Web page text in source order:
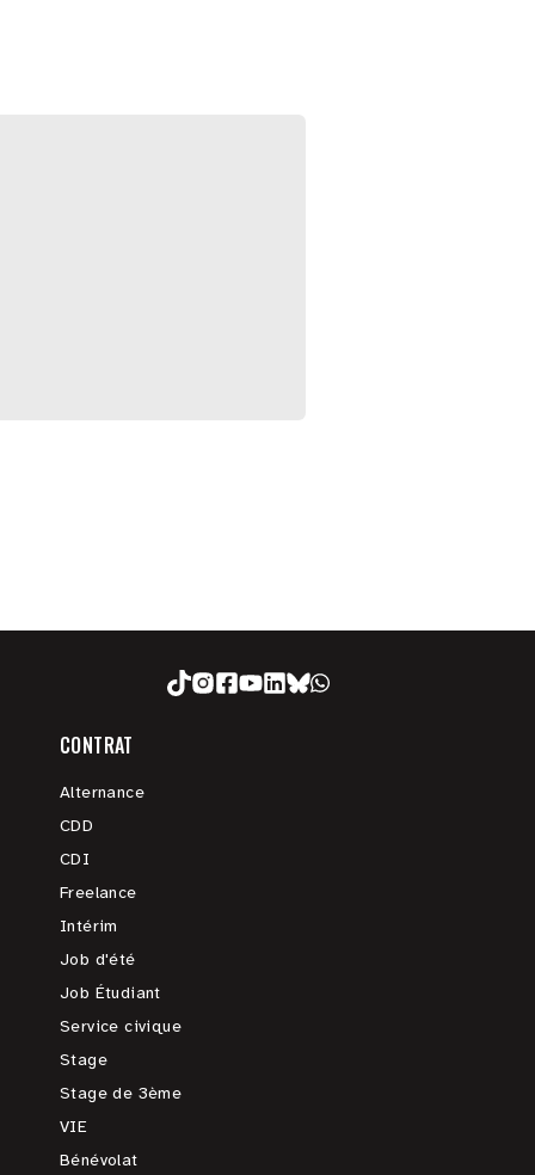
CONTRAT
Alternance
CDD
CDI
Freelance
Intérim
Job d'été
Job Étudiant
Service civique
Stage
Stage de 3ème
VIE
Bénévolat